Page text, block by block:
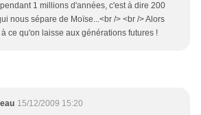
1 millions d'années, c'est à dire 200
nous sépare de Moïse...<br /> <br /> Alors
ce qu'on laisse aux générations futures !
15/12/2009 15:20